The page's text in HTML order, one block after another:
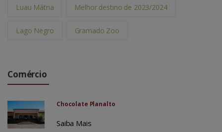
Luau Mátria Melhor destino de 2023/2024
Lago Negro Gramado Zoo
Comércio
Chocolate Planalto
Saiba Mais